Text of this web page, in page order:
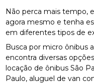
Não perca mais tempo,
agora mesmo e tenha
em diferentes tipos de
Busca por micro ônibus
encontra diversas
locação de ônibus São
Paulo, aluguel de van